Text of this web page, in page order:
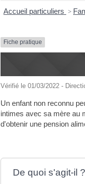
Accueil particuliers >
Fiche pratique
Vérifié le 01/03/2022 -
Un enfant non reconnu
intimes avec sa mère au
d'obtenir une pension
De quoi s'agit-il ?